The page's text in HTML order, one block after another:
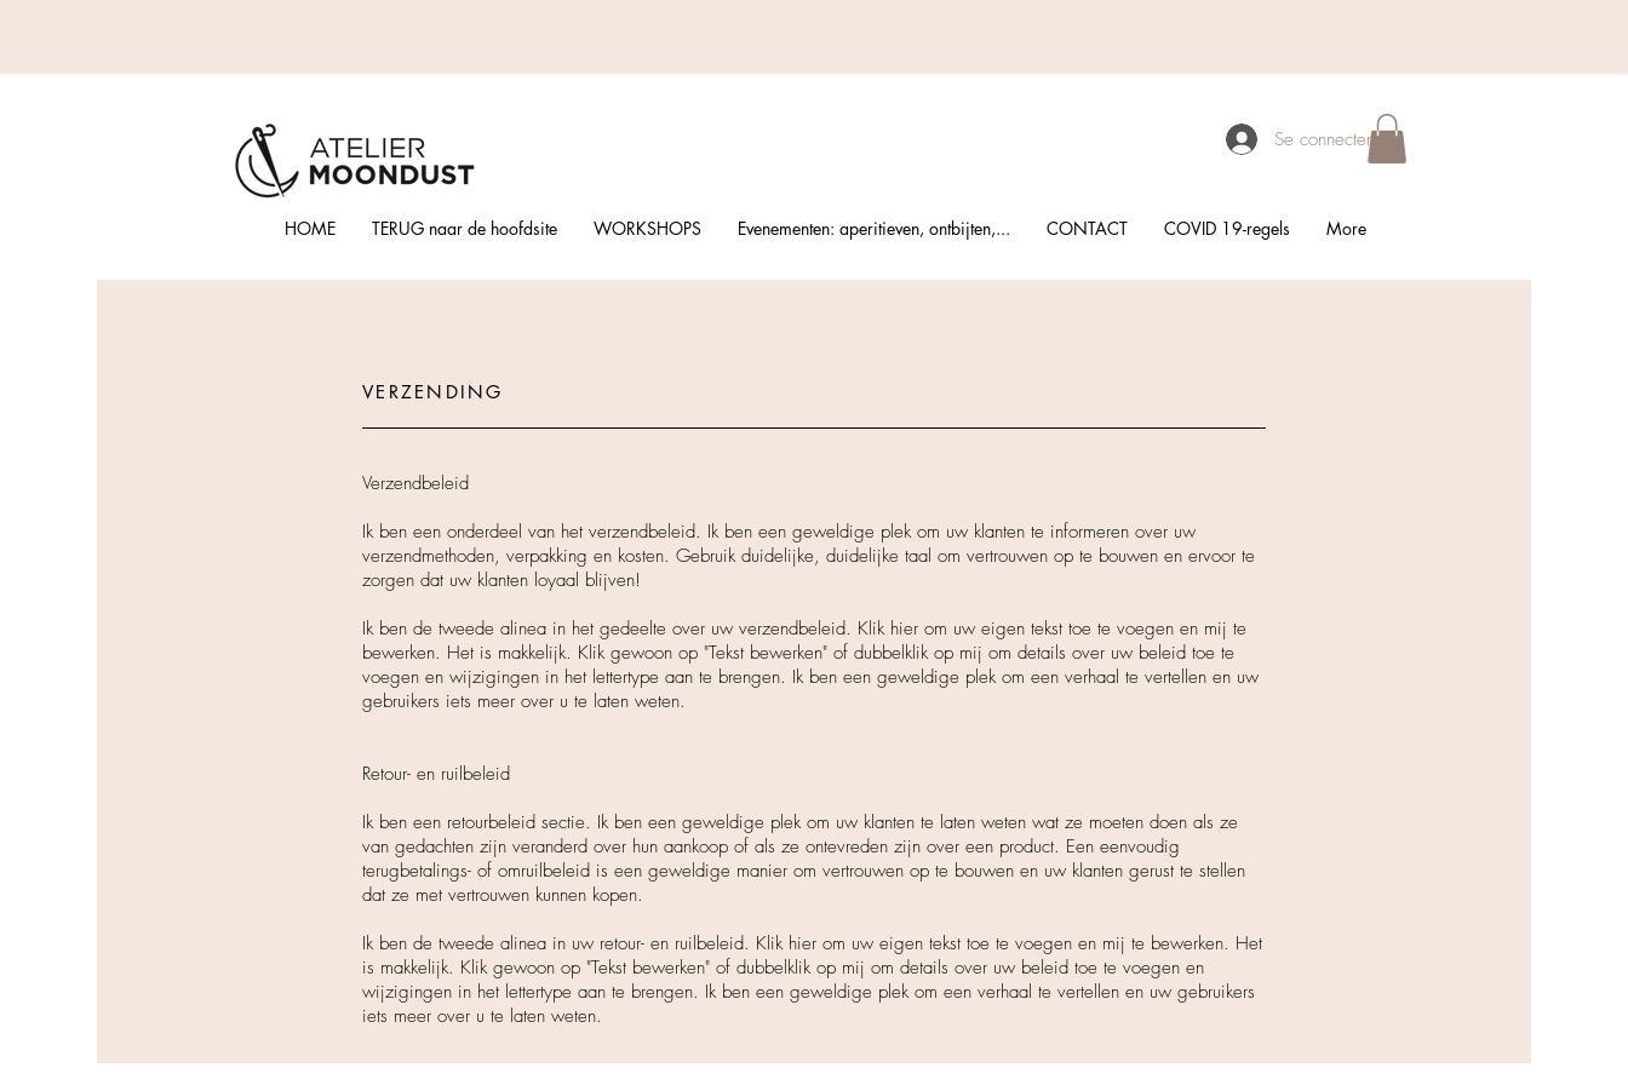
HOME TERUG naar de hoofdsite WORKSHOPS Evenementen: aperitieven, ontbijten,... CONTACT COVID 19-regels More
Se connecter
VERZENDING
Verzendbeleid
Ik ben een onderdeel van het verzendbeleid. Ik ben een geweldige plek om uw klanten te informeren over uw
verzendmethoden, verpakking en kosten. Gebruik duidelijke, duidelijke taal om vertrouwen op te bouwen en ervoor te
zorgen dat uw klanten loyaal blijven!
Ik ben de tweede alinea in het gedeelte over uw verzendbeleid. Klik hier om uw eigen tekst toe te voegen en mij te
bewerken. Het is makkelijk. Klik gewoon op "Tekst bewerken" of dubbelklik op mij om details over uw beleid toe te
voegen en wijzigingen in het lettertype aan te brengen. Ik ben een geweldige plek om een verhaal te vertellen en uw
gebruikers iets meer over u te laten weten.
Retour- en ruilbeleid
Ik ben een retourbeleid sectie. Ik ben een geweldige plek om uw klanten te laten weten wat ze moeten doen als ze
van gedachten zijn veranderd over hun aankoop of als ze ontevreden zijn over een product. Een eenvoudig
terugbetalings- of omruilbeleid is een geweldige manier om vertrouwen op te bouwen en uw klanten gerust te stellen
dat ze met vertrouwen kunnen kopen.
Ik ben de tweede alinea in uw retour- en ruilbeleid. Klik hier om uw eigen tekst toe te voegen en mij te bewerken. Het
is makkelijk. Klik gewoon op "Tekst bewerken" of dubbelklik op mij om details over uw beleid toe te voegen en
wijzigingen in het lettertype aan te brengen. Ik ben een geweldige plek om een verhaal te vertellen en uw gebruikers
iets meer over u te laten weten.